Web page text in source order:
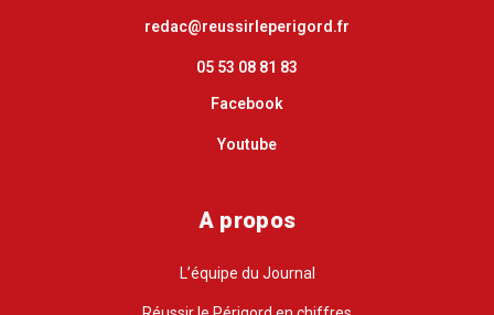
redac@reussirleperigord.fr
05 53 08 81 83
Facebook
Youtube
A propos
L’équipe du Journal